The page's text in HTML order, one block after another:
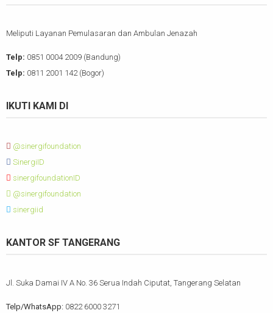
Meliputi Layanan Pemulasaran dan Ambulan Jenazah
Telp: 0851 0004 2009 (Bandung)
Telp: 0811 2001 142 (Bogor)
IKUTI KAMI DI
@sinergifoundation
SinergiID
sinergifoundationID
@sinergifoundation
sinergiid
KANTOR SF TANGERANG
Jl. Suka Damai IV A No. 36 Serua Indah Ciputat, Tangerang Selatan
Telp/WhatsApp: 0822 6000 3271